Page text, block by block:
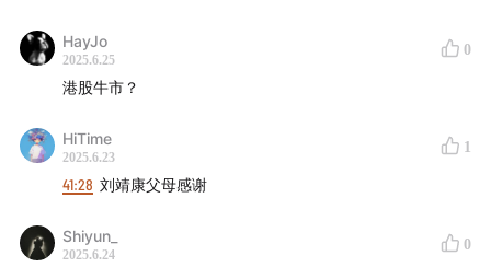
Vol.105 宏观漫谈48｜中国经济结构调整进展与美国经济
韧性的来源：与李丰聊中美三月经济数据和国际态势
Vol.171 宏观漫谈86｜关税战打断信心修复，政府加大政
策支持力度（5.21录制）
Vol.118 宏观漫谈56｜从“世界何以至此”，回答“我们去向
何方”：与李丰聊许倬云系列著作
HayJo
2025.6.25
0
港股牛市？
HiTime
2025.6.23
1
41:28 刘靖康父母感谢
Shiyun_
2025.6.24
0